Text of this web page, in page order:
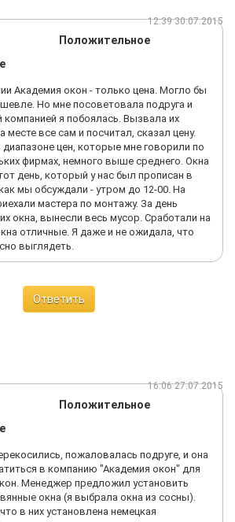
12:39 30.07.2015
Положительное
Академия окон - только цена. Могло бы
Но мне посоветовала подруга и
компанией я побоялась. Вызвала их
месте все сам и посчитал, сказал цену.
цен, которые мне говорили по
фирмах, немного выше среднего. Окна
день, который у нас был прописан в
мы обсуждали - утром до 12-00. На
мастера по монтажу. За день
окна, вынесли весь мусор. Сработали на
отличные. Я даже и не ожидала, что
выглядеть.
Ответить
16:06 27.07.2015
Положительное
пожаловалась подруге, и она
в компанию "Академия окон" для
Менеджер предложил установить
окна (я выбрала окна из сосны).
в них установлена немецкая